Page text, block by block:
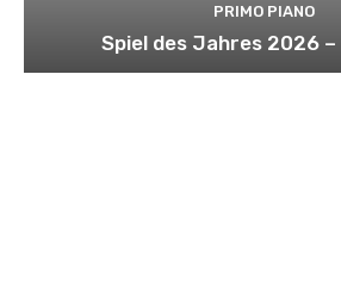
PRIMO PIANO
Spiel des Jahres 2026